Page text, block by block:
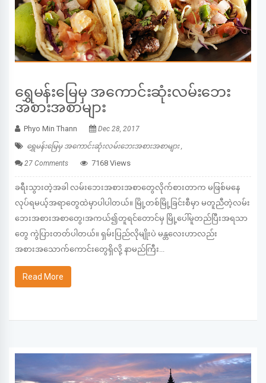
ရွှေမန်းမြေမှ အကောင်းဆုံးလမ်းဘေး
အစားအစာများ
Phyo Min Thann Dec 28, 2017
ရွှေမန်းမြေမှ အကောင်းဆုံးလမ်းဘေးအစားအစာများ ,
27 Comments 7168 Views
ခရီးသွားတဲ့အခါ လမ်းဘေးအစားအစာတွေလိုက်စားတာက မဖြစ်မနေ
လုပ်ရမယ့်အရာတွေထဲမှာပါပါတယ်။ မြို့တစ်မြို့ခြင်းစီမှာ မတူညီတဲ့လမ်း
ဘေးအစားအစာတွေ၊အကယ်၍တူရင်တောင်မှ မြို့ပေါ်မူတည်ပြီးအရသာ
တွေ ကွဲပြားတတ်ပါတယ်။ ရှမ်းပြည်လိုမျိုးပဲ မန္တလေးဟာလည်း
အစားအသောက်ကောင်းတွေရှိလို့ နာမည်ကြီး...
Read More